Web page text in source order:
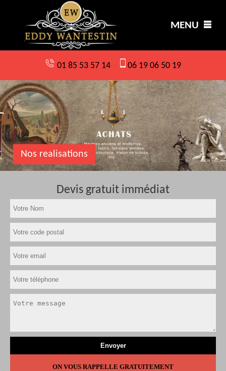
MENU
01 85 53 57 14 06 19 06 50 19
Nos realisations
Devis gratuit immédiat
ON VOUS RAPPELLE GRATUITEMENT